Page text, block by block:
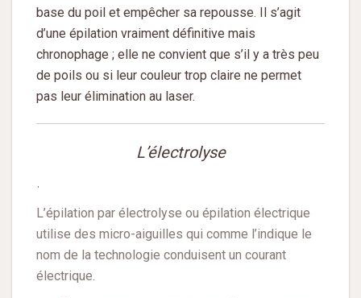
base du poil et empêcher sa repousse. Il s’agit
d’une épilation vraiment définitive mais
chronophage ; elle ne convient que s’il y a très peu
de poils ou si leur couleur trop claire ne permet
pas leur élimination au laser.
L’électrolyse
.
L’épilation par électrolyse ou épilation électrique
utilise des micro-aiguilles qui comme l’indique le
nom de la technologie conduisent un courant
électrique.